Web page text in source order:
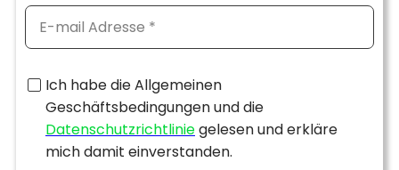
Ich habe die Allgemeinen
Geschäftsbedingungen und die
Datenschutzrichtliniegelesen und erkläre
mich damit einverstanden.